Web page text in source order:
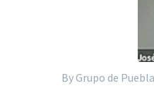
By Grupo de Puebla